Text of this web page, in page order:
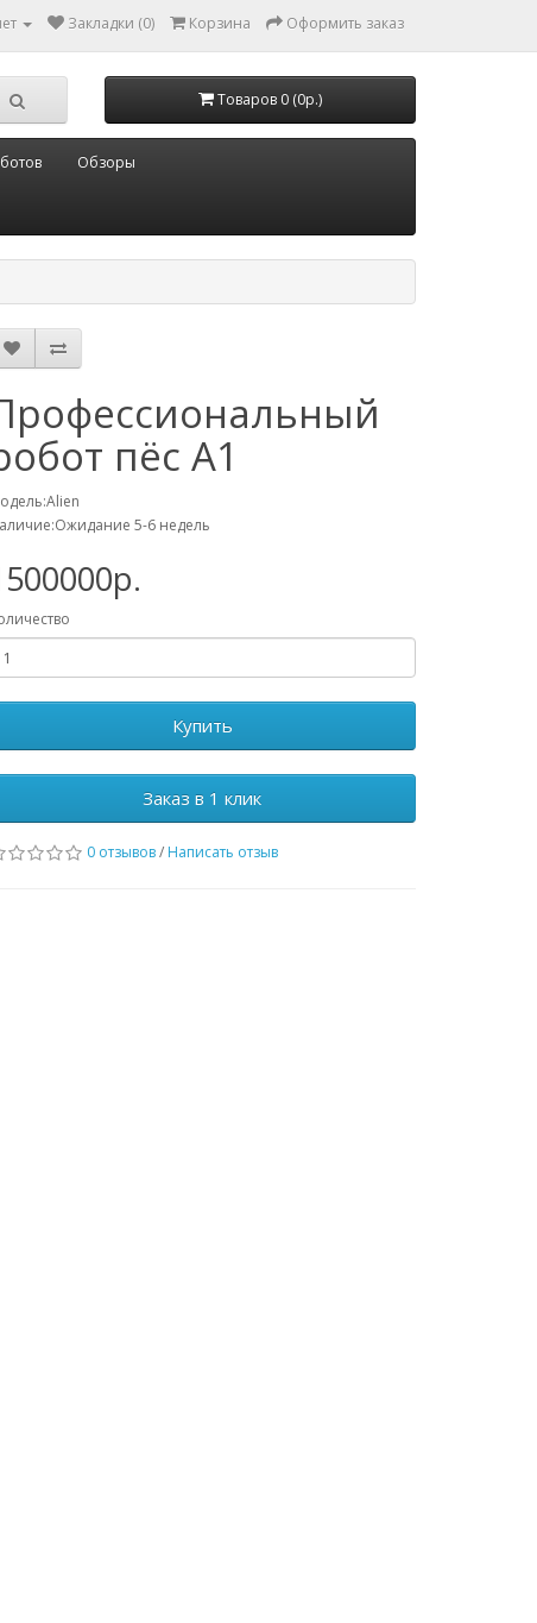
Закладки (0) Корзина Оформить заказ
Товаров 0 (0р.)
Обзоры
пёс A1
5-6 недель
Купить
Заказ в 1 клик
0 отзывов/ Написать отзыв